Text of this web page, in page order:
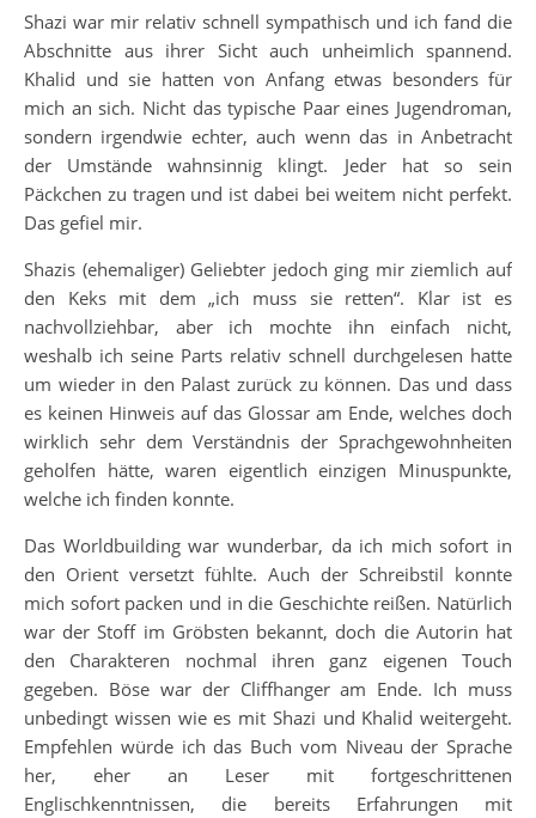
Shazi war mir relativ schnell sympathisch und ich fand die
Abschnitte aus ihrer Sicht auch unheimlich spannend.
Khalid und sie hatten von Anfang etwas besonders für
mich an sich. Nicht das typische Paar eines Jugendroman,
sondern irgendwie echter, auch wenn das in Anbetracht
der Umstände wahnsinnig klingt. Jeder hat so sein
Päckchen zu tragen und ist dabei bei weitem nicht perfekt.
Das gefiel mir.
Shazis (ehemaliger) Geliebter jedoch ging mir ziemlich auf
den Keks mit dem „ich muss sie retten“. Klar ist es
nachvollziehbar, aber ich mochte ihn einfach nicht,
weshalb ich seine Parts relativ schnell durchgelesen hatte
um wieder in den Palast zurück zu können. Das und dass
es keinen Hinweis auf das Glossar am Ende, welches doch
wirklich sehr dem Verständnis der Sprachgewohnheiten
geholfen hätte, waren eigentlich einzigen Minuspunkte,
welche ich finden konnte.
Das Worldbuilding war wunderbar, da ich mich sofort in
den Orient versetzt fühlte. Auch der Schreibstil konnte
mich sofort packen und in die Geschichte reißen. Natürlich
war der Stoff im Gröbsten bekannt, doch die Autorin hat
den Charakteren nochmal ihren ganz eigenen Touch
gegeben. Böse war der Cliffhanger am Ende. Ich muss
unbedingt wissen wie es mit Shazi und Khalid weitergeht.
Empfehlen würde ich das Buch vom Niveau der Sprache
her, eher an Leser mit fortgeschrittenen
Englischkenntnissen, die bereits Erfahrungen mit